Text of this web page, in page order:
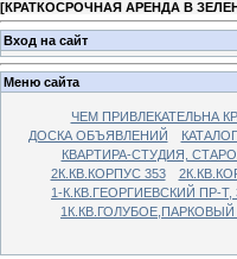
[КРАТКОСРОЧНАЯ АРЕНДА В
Вход на сайт
Меню сайта
ЧЕМ ПРИВЛЕКАТЕЛЬНА
ДОСКА ОБЪЯВЛЕНИЙ
КВАРТИРА-СТУДИЯ,
2К.КВ.КОРПУС 353
1-К.КВ.ГЕОРГИЕВСКИЙ ПР-Т,
1К.КВ.ГОЛУБОЕ,ПАРКОВЫЙ